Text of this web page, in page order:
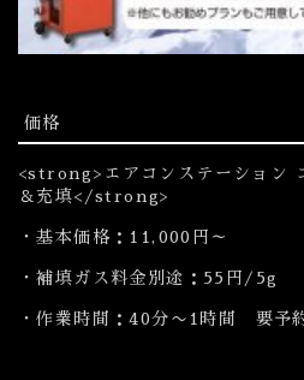
価格
<strong>エアコンステーション
＆充填</strong>
・基本価格：11,000円～
・補填ガス料金別途：55円/5g
・作業時間：40分〜1時間 要予